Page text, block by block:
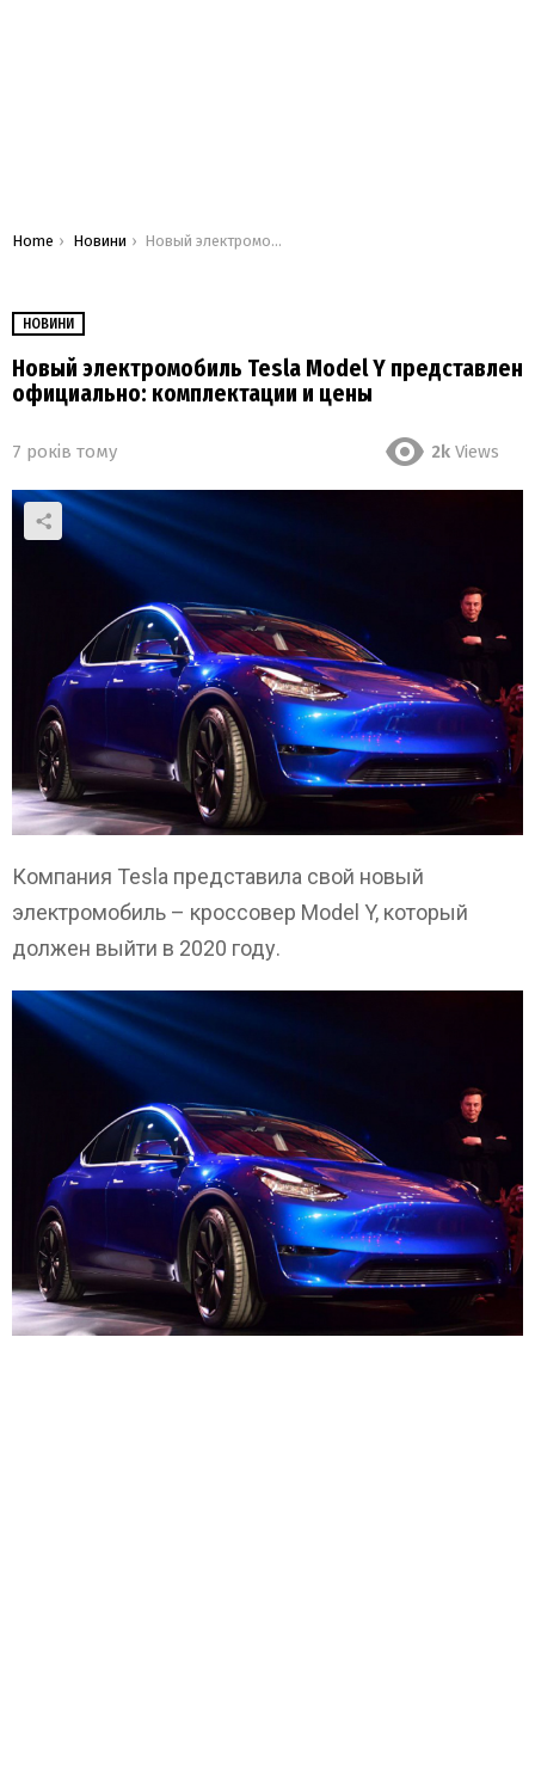
You are here:
Home Новини Новый электромобиль Tesla Model Y представлен официально: комплектации и цены
НОВИНИ
Новый электромобиль Tesla Model Y представлен
официально: комплектации и цены
7 років тому 2k Views
Компания Tesla представила свой новый
электромобиль – кроссовер Model Y, который
должен выйти в 2020 году.